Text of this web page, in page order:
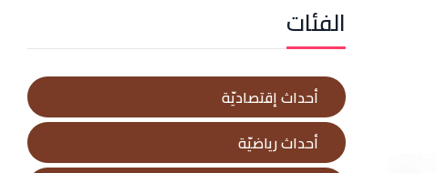
الفئات
أحداث إقتصاديّة
أحداث رياضيّة